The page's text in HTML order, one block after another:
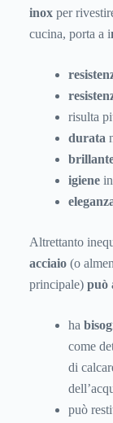
inox per
cucina, porta a i
risulta
durata
igiene
Altrettanto
acciaio (o
principale) può
ha
come
di
può